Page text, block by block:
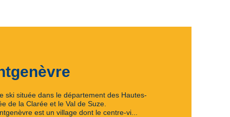
ski située dans le département des Hautes-
de la Clarée et le Val de Suze.
est un village dont le centre-vi...